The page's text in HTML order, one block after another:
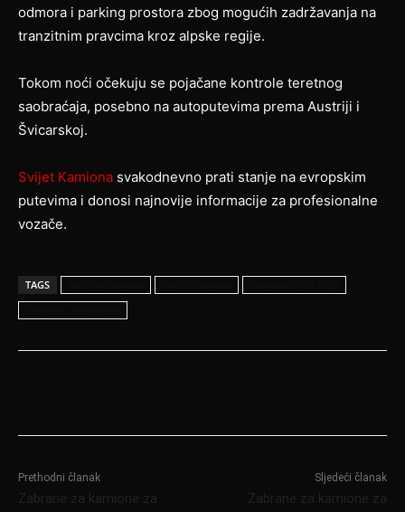
odmora i parking prostora zbog mogućih zadržavanja na
tranzitnim pravcima kroz alpske regije.
Tokom noći očekuju se pojačane kontrole teretnog
saobraćaja, posebno na autoputevima prema Austriji i
Švicarskoj.
Svijet Kamiona svakodnevno prati stanje na evropskim
putevima i donosi najnovije informacije za profesionalne
vozače.
TAGS
Prethodni članak
Zabrane za kamione za
Sljedeći članak
Zabrane za kamione za